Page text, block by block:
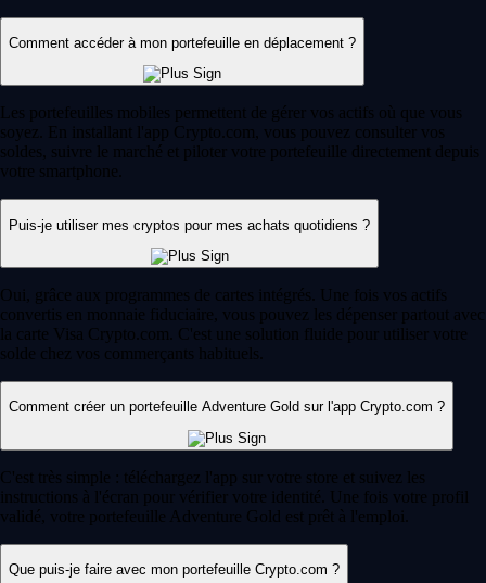
Comment accéder à mon portefeuille en déplacement ?
Les portefeuilles mobiles permettent de gérer vos actifs où que vous
soyez. En installant l'app Crypto.com, vous pouvez consulter vos
soldes, suivre le marché et piloter votre portefeuille directement depuis
votre smartphone.
Puis-je utiliser mes cryptos pour mes achats quotidiens ?
Oui, grâce aux programmes de cartes intégrés. Une fois vos actifs
convertis en monnaie fiduciaire, vous pouvez les dépenser partout avec
la carte Visa Crypto.com. C'est une solution fluide pour utiliser votre
solde chez vos commerçants habituels.
Comment créer un portefeuille Adventure Gold sur l'app Crypto.com ?
C'est très simple : téléchargez l'app sur votre store et suivez les
instructions à l'écran pour vérifier votre identité. Une fois votre profil
validé, votre portefeuille Adventure Gold est prêt à l'emploi.
Que puis-je faire avec mon portefeuille Crypto.com ?